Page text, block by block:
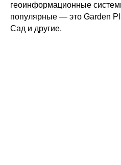
геоинформационные
популярные — это Garden
Сад и другие.